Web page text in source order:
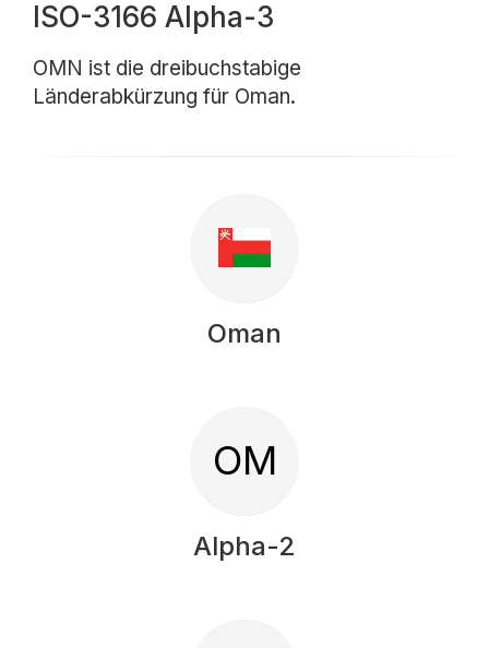
ISO-3166 Alpha-3
OMN ist die dreibuchstabige
Länderabkürzung für Oman.
Oman
OM
Alpha-2